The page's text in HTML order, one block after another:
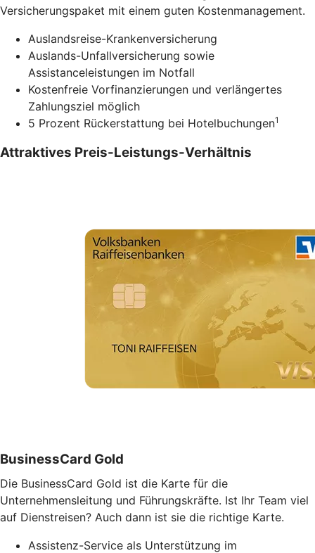
Versicherungspaket mit einem guten Kostenmanagement.
Auslandsreise-Krankenversicherung
Auslands-Unfallversicherung sowie
Assistanceleistungen im Notfall
Kostenfreie Vorfinanzierungen und verlängertes
Zahlungsziel möglich
5 Prozent Rückerstattung bei Hotelbuchungen1
Attraktives Preis-Leistungs-Verhältnis
BusinessCard Gold
Die BusinessCard Gold ist die Karte für die
Unternehmensleitung und Führungskräfte. Ist Ihr Team viel
auf Dienstreisen? Auch dann ist sie die richtige Karte.
Assistenz-Service als Unterstützung im